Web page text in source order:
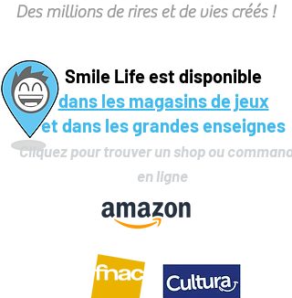
Des millions de rires et de vies créés !
Smile Life est disponible
dans les magasins de jeux
et dans les grandes enseignes
Cliquez pour trouver un shop ou
en ligne